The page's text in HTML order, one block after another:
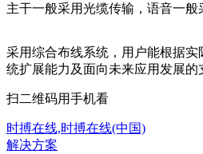
主干一般采用光缆传输，语音一般
采用综合布线系统，用户能根据
统扩展能力及面向未来应用发展的
扫二维码用手机看
时搏在线,时搏在线(中国)
解决方案